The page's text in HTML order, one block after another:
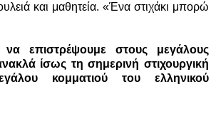
και μαθητεία. «Ένα στιχάκι μπορώ
επιστρέψουμε στους μεγάλους
ίσως τη σημερινή στιχουργική
κομματιού του ελληνικού